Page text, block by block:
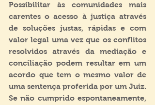
Possibilitar às comunidades mais
carentes o acesso à justiça através
de soluções justas, rápidas e com
valor legal uma vez que os conflitos
resolvidos através da mediação e
conciliação podem resultar em um
acordo que tem o mesmo valor de
uma sentença proferida por um Juiz.
Se não cumprido espontaneamente,